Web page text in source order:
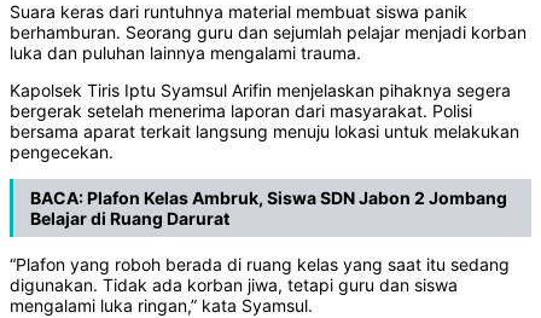
‎Suara keras dari runtuhnya material membuat siswa panik
berhamburan. Seorang guru dan sejumlah pelajar menjadi korban
luka dan puluhan lainnya mengalami trauma.
‎Kapolsek Tiris Iptu Syamsul Arifin menjelaskan pihaknya segera
bergerak setelah menerima laporan dari masyarakat. Polisi
bersama aparat terkait langsung menuju lokasi untuk melakukan
pengecekan.
BACA:Plafon Kelas Ambruk, Siswa SDN Jabon 2 Jombang
Belajar di Ruang Darurat
‎“Plafon yang roboh berada di ruang kelas yang saat itu sedang
digunakan. Tidak ada korban jiwa, tetapi guru dan siswa
mengalami luka ringan,” kata Syamsul.